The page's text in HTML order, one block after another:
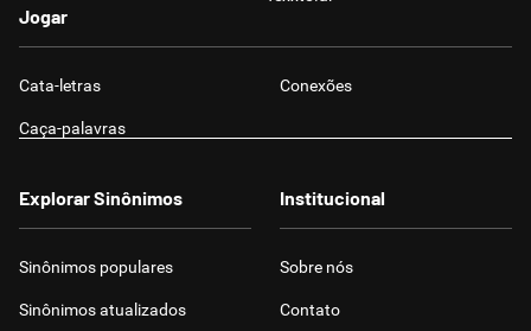
Jogar
Cata-letras Conexões
Caça-palavras
Explorar Sinônimos
Sinônimos populares
Sinônimos atualizados
Institucional
Sobre nós
Contato